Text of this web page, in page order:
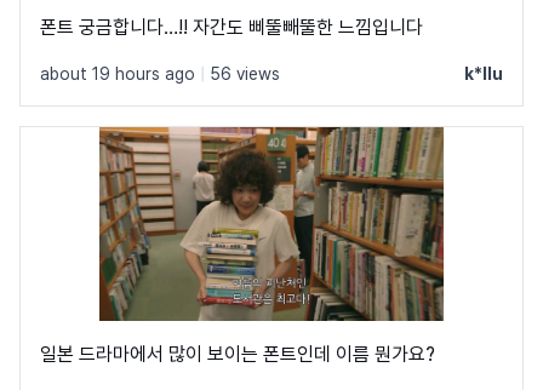
폰트 궁금합니다…!! 자간도 삐뚤빼뚤한 느낌입니다
about 19 hours ago 56 views k*llu
일본 드라마에서 많이 보이는 폰트인데 이름 뭔가요?